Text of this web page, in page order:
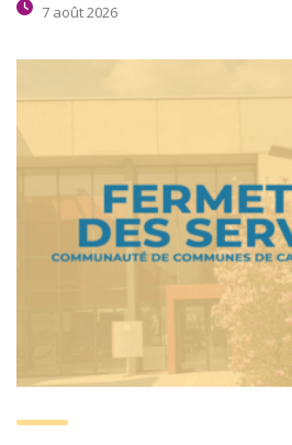
7 août 2026